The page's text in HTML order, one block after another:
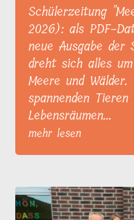
Schülerzeitung
2026): als PDF-
neue Ausgabe
dreht sich alles
Meere und
spannenden
Lebensräumen...
mehr lesen